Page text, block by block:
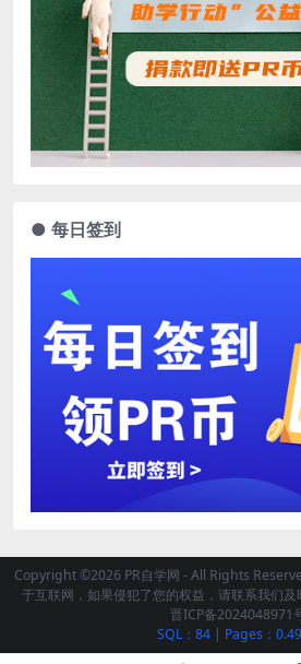
● 每日签到
Copyright ©2026 PR自学网 - All Rights
于互联网，如果侵犯了您的权益，请联系我们及
晋ICP备2024048971
SQL：84 | Pages：